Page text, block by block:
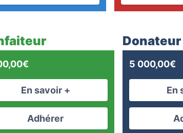
120,00€
€
En savoir +
Adhérer
Donateur
5 000,00€
En